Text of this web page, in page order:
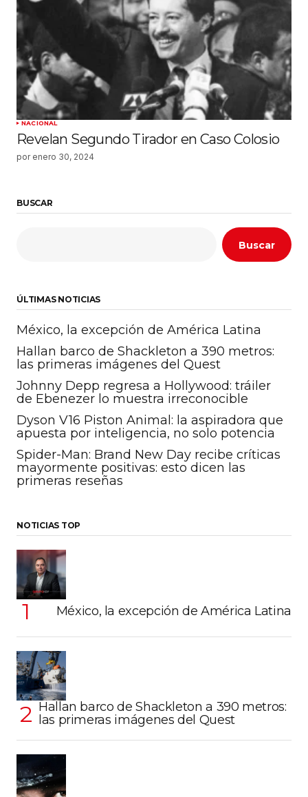
NACIONAL
Revelan Segundo Tirador en Caso Colosio
por enero 30, 2024
BUSCAR
Buscar
ÚLTIMAS NOTICIAS
México, la excepción de América Latina
Hallan barco de Shackleton a 390 metros:
las primeras imágenes del Quest
Johnny Depp regresa a Hollywood: tráiler
de Ebenezer lo muestra irreconocible
Dyson V16 Piston Animal: la aspiradora que
apuesta por inteligencia, no solo potencia
Spider-Man: Brand New Day recibe críticas
mayormente positivas: esto dicen las
primeras reseñas
NOTICIAS TOP
México, la excepción de América Latina
Hallan barco de Shackleton a 390 metros:
las primeras imágenes del Quest